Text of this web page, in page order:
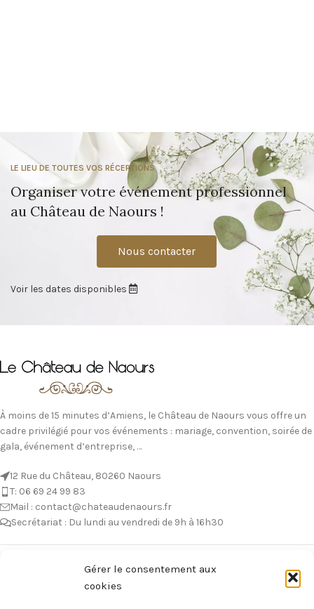
Gérer le consentement aux
cookies
LE LIEU DE TOUTES VOS RÉCEPTIONS
Organiser votre événement professionnel
au Château de Naours !
Nous contacter
Voir les dates disponibles
À moins de 15 minutes d’Amiens, le Château de Naours vous offre un
cadre privilégié pour vos événements : mariage, convention, soirée de
gala, événement d’entreprise, …
12 Rue du Château, 80260 Naours
T: 06 69 24 99 83
Mail : contact@chateaudenaours.fr
Secrétariat : Du lundi au vendredi de 9h à 16h30
Vous avez des questions ?
Avant de nous écrire, n’hésitez pas à consulter notre FAQ, celle-ci est